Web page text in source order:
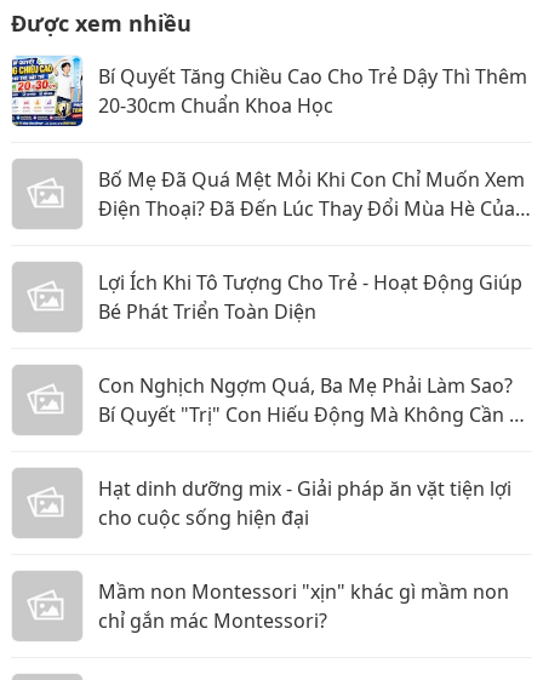
Được xem nhiều
Bí Quyết Tăng Chiều Cao Cho Trẻ Dậy Thì Thêm
20-30cm Chuẩn Khoa Học
Bố Mẹ Đã Quá Mệt Mỏi Khi Con Chỉ Muốn Xem
Điện Thoại? Đã Đến Lúc Thay Đổi Mùa Hè Của
Lợi Ích Khi Tô Tượng Cho Trẻ - Hoạt Động Giúp
Bé Phát Triển Toàn Diện
Con Nghịch Ngợm Quá, Ba Mẹ Phải Làm Sao?
Bí Quyết "Trị" Con Hiếu Động Mà Không Cần La
Hạt dinh dưỡng mix - Giải pháp ăn vặt tiện lợi
cho cuộc sống hiện đại
Mầm non Montessori "xịn" khác gì mầm non
chỉ gắn mác Montessori?